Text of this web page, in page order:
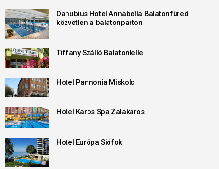
Danubius Hotel Annabella Balatonfüred
közvetlen a balatonparton
Tiffany Szálló Balatonlelle
Hotel Pannonia Miskolc
Hotel Karos Spa Zalakaros
Hotel Európa Siófok